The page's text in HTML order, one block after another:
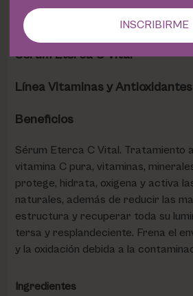
DESCRIPCION
Sérum Eterca C Vital
Línea Vitaminas y Antioxidantes
Beneficios
Sérum Eterca C Vital. Tratamiento
vitamina C pura, vitaminas,
protege, hidrata, oxigena y activa
naturales, además de reducir las
estructura y recuperar toda su
tersa y resplandeciente. Frena el
y la oxidación debida a la
Ingredientes
INSCRIBIRME